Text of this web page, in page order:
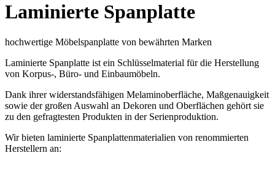
Laminierte Spanplatte
hochwertige Möbelspanplatte von bewährten Marken
Laminierte Spanplatte ist ein Schlüsselmaterial für die Herstellung
von Korpus-, Büro- und Einbaumöbeln.
Dank ihrer widerstandsfähigen Melaminoberfläche, Maßgenauigkeit
sowie der großen Auswahl an Dekoren und Oberflächen gehört sie
zu den gefragtesten Produkten in der Serienproduktion.
Wir bieten laminierte Spanplattenmaterialien von renommierten
Herstellern an: